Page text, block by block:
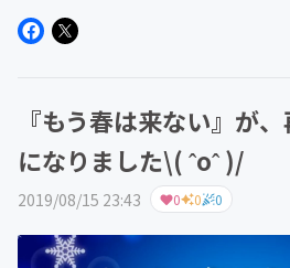
https://www.joysound.com/
『もう春は来ない』が
になりました\( ˆoˆ )/
2019/08/15 23:43 0 0 0